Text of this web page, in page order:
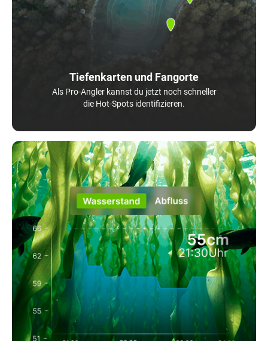
Tiefenkarten und Fangorte
Als Pro-Angler kannst du jetzt noch schneller
die Hot-Spots identifizieren.